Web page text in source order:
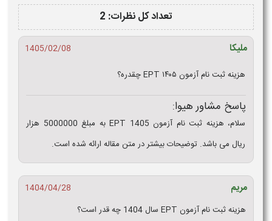
تعداد کل نظرات: 2
ملیکا
1405/02/08
هزینه ثبت نام آزمون EPT ۱۴۰۵ چقدره؟
پاسخ مشاور هیوا:
سلام، هزینه ثبت نام آزمون EPT 1405 به مبلغ 5000000 هزار
ریال می باشد. توضیحات بیشتر در متن مقاله ارائه شده است.
مریم
1404/04/28
هزینه ثبت نام آزمون EPT سال 1404 چه قدر است؟